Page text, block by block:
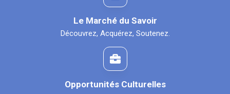
Le Marché du Savoir
Découvrez, Acquérez, Soutenez.
Opportunités Culturelles